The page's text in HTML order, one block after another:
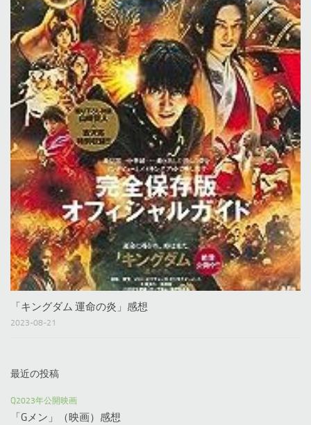
「キングダム 運命の炎」感想
2023-08-21
最近の投稿
Q2023年公開映画
「Gメン」（映画）感想